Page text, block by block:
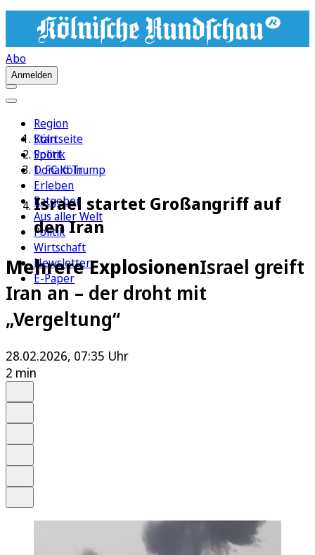
Abo
Anmelden
Region
Köln
Sport
1. FC Köln
Erleben
Ratgeber
Aus aller Welt
Politik
Wirtschaft
Newsletter
E-Paper
Startseite
Politik
Donald Trump
Israel startet Großangriff auf
den Iran
Mehrere ExplosionenIsrael greift
Iran an – der droht mit
„Vergeltung“
28.02.2026, 07:35 Uhr
2 min